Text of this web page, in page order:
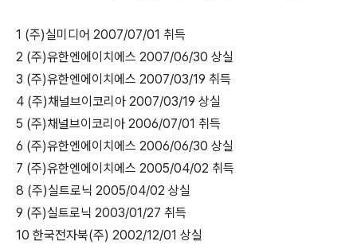
1 (주)실미디어 2007/07/01 취득
2 (주)유한엔에이치에스 2007/06/30 상실
3 (주)유한엔에이치에스 2007/03/19 취득
4 (주)채널브이코리아 2007/03/19 상실
5 (주)채널브이코리아 2006/07/01 취득
6 (주)유한엔에이치에스 2006/06/30 상실
7 (주)유한엔에이치에스 2005/04/02 취득
8 (주)실트로닉 2005/04/02 상실
9 (주)실트로닉 2003/01/27 취득
10 한국전자북(주) 2002/12/01 상실